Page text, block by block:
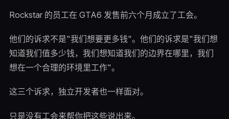
Rockstar 的员工在 GTA6 发售前六个月成立了工会。
他们的诉求不是"我们想要更多钱"。他们的诉求是"我们想
知道我们值多少钱，我们想知道我们的边界在哪里，我们
想在一个合理的环境里工作"。
这三个诉求，独立开发者也一样面对。
只是没有工会来帮你把这些说出来。